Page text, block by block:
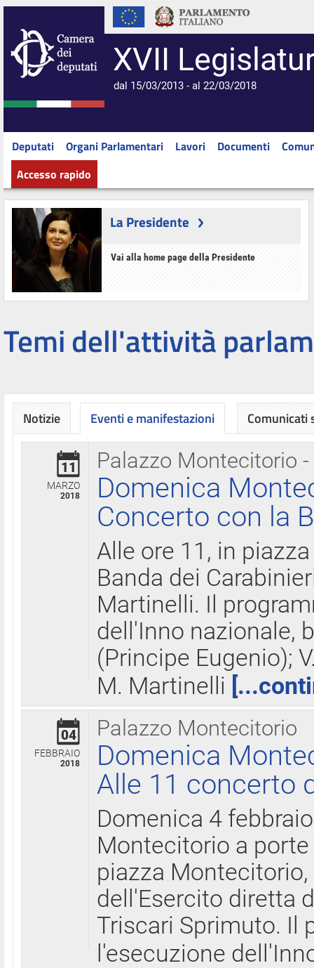
XVII
dal 15/03/2013 - al 22/03/2018
Deputati Organi Parlamentari Lavori Documenti
Accesso rapido
La Presidente
Vai alla home page della Presidente
Temi dell'attività
Notizie Eventi e manifestazioni
Palazzo Montecitorio
11
MARZO
2018
Domenica
Concerto con la
Alle ore 11, in
Banda dei
Martinelli. Il
dell'Inno nazionale,
(Principe Eugenio);
M. Martinelli
Palazzo Montecitorio
04
FEBBRAIO
2018
Domenica
Alle 11 concerto
Domenica 4
Montecitorio a
piazza
dell'Esercito diretta
Triscari Sprimuto. Il
l'esecuzione
Comunicati